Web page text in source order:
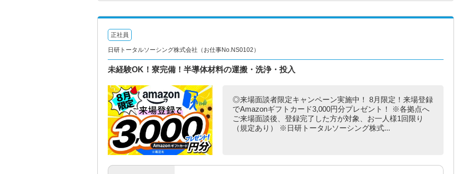
正社員
日研トータルソーシング株式会社（お仕事No.NS0102）
未経験OK！寮完備！半導体材料の運搬・洗浄・投入
◎来場面談者限定キャンペーン実施中！ 8月限定！来場登録
でAmazonギフトカード3,000円分プレゼント！ ※各拠点へ
ご来場面談後、登録完了した方が対象、お一人様1回限り
（規定あり） ※日研トータルソーシング株式...